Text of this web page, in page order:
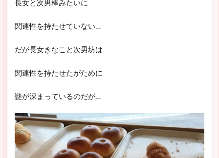
長女と次男棒みたいに
関連性を持たせていない…
だが長女きなこと次男坊は
関連性を持たせたがために
謎が深まっているのだが…